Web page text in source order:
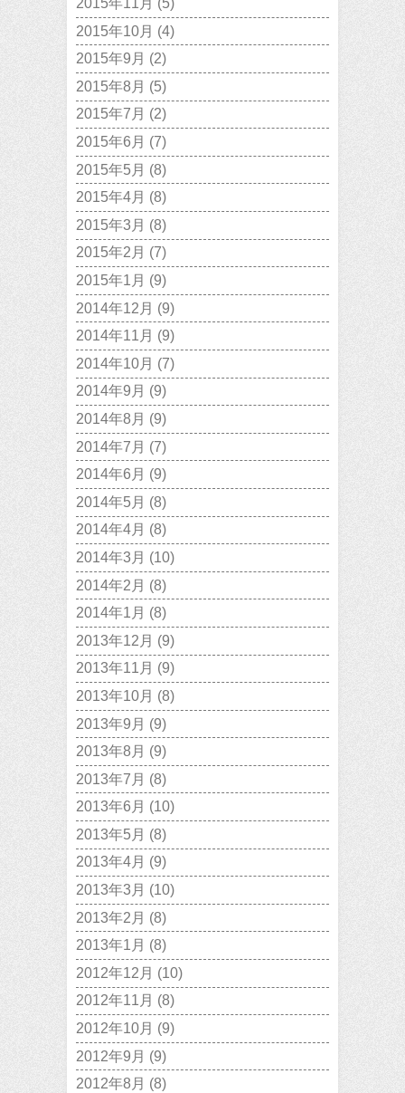
2015年11月 (5)
2015年10月 (4)
2015年9月 (2)
2015年8月 (5)
2015年7月 (2)
2015年6月 (7)
2015年5月 (8)
2015年4月 (8)
2015年3月 (8)
2015年2月 (7)
2015年1月 (9)
2014年12月 (9)
2014年11月 (9)
2014年10月 (7)
2014年9月 (9)
2014年8月 (9)
2014年7月 (7)
2014年6月 (9)
2014年5月 (8)
2014年4月 (8)
2014年3月 (10)
2014年2月 (8)
2014年1月 (8)
2013年12月 (9)
2013年11月 (9)
2013年10月 (8)
2013年9月 (9)
2013年8月 (9)
2013年7月 (8)
2013年6月 (10)
2013年5月 (8)
2013年4月 (9)
2013年3月 (10)
2013年2月 (8)
2013年1月 (8)
2012年12月 (10)
2012年11月 (8)
2012年10月 (9)
2012年9月 (9)
2012年8月 (8)